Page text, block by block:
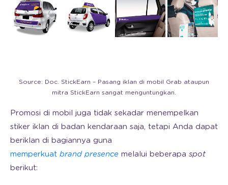
Source: Doc. StickEarn – Pasang iklan di mobil Grab ataupun
mitra StickEarn sangat menguntungkan.
Promosi di mobil juga tidak sekadar menempelkan
stiker iklan di badan kendaraan saja, tetapi Anda dapat
beriklan di bagiannya guna
memperkuat brand presence melalui beberapa spot
berikut: